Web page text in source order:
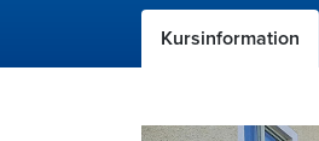
Kursinformation